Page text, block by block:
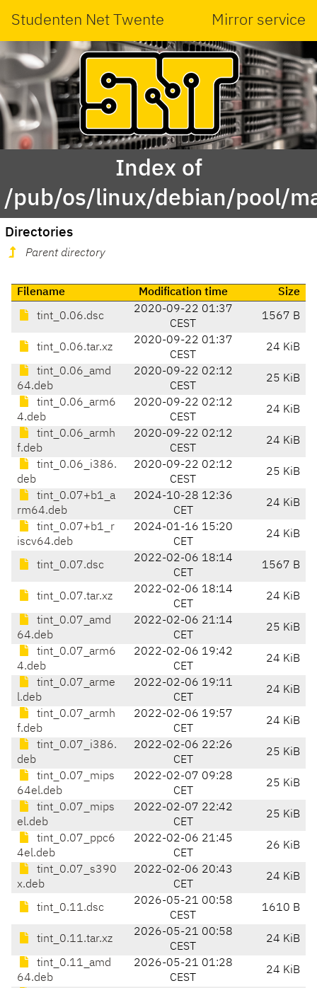
Studenten Net Twente Mirror service
Index of
/pub/os/linux/debian/pool/
Directories
Parent directory
Filename Modification time Size
tint_0.06.dsc
2020-09-22 01:37
CEST
1567 B
tint_0.06.tar.xz
2020-09-22 01:37
CEST
24 KiB
tint_0.06_amd
64.deb
2020-09-22 02:12
CEST
25 KiB
tint_0.06_arm6
4.deb
2020-09-22 02:12
CEST
24 KiB
tint_0.06_armh
f.deb
2020-09-22 02:12
CEST
24 KiB
tint_0.06_i386.
deb
2020-09-22 02:12
CEST
25 KiB
tint_0.07+b1_a
rm64.deb
2024-10-28 12:36
CET
24 KiB
tint_0.07+b1_r
iscv64.deb
2024-01-16 15:20
CET
24 KiB
tint_0.07.dsc
2022-02-06 18:14
CET
1567 B
tint_0.07.tar.xz
2022-02-06 18:14
CET
24 KiB
tint_0.07_amd
64.deb
2022-02-06 21:14
CET
25 KiB
tint_0.07_arm6
4.deb
2022-02-06 19:42
CET
24 KiB
tint_0.07_arme
l.deb
2022-02-06 19:11
CET
24 KiB
tint_0.07_armh
f.deb
2022-02-06 19:57
CET
24 KiB
tint_0.07_i386.
deb
2022-02-06 22:26
CET
25 KiB
tint_0.07_mips
64el.deb
2022-02-07 09:28
CET
25 KiB
tint_0.07_mips
el.deb
2022-02-07 22:42
CET
25 KiB
tint_0.07_ppc6
4el.deb
2022-02-06 21:45
CET
26 KiB
tint_0.07_s390
x.deb
2022-02-06 20:43
CET
24 KiB
tint_0.11.dsc
2026-05-21 00:58
CEST
1610 B
tint_0.11.tar.xz
2026-05-21 00:58
CEST
24 KiB
tint_0.11_amd
64.deb
2026-05-21 01:28
CEST
24 KiB